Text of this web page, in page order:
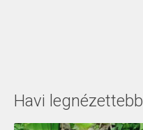
Havi legnézettebb